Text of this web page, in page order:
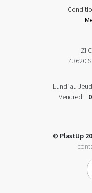
ZI
43620
Lundi au
Vendredi :
© PlastUp